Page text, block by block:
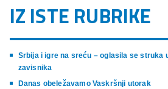
IZ ISTE RUBRIKE
Srbija i igre na sreću – oglasila se struka
zavisnika
Danas obeležavamo Vaskršnji utorak